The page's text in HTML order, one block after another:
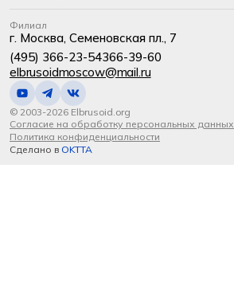
Филиал
г. Москва, Семеновская пл., 7
(495) 366-23-54366-39-60
elbrusoidmoscow@mail.ru
© 2003-2026 Elbrusoid.org
Согласие на обработку персональных данных
Политика конфиденциальности
Сделано в OKTTA